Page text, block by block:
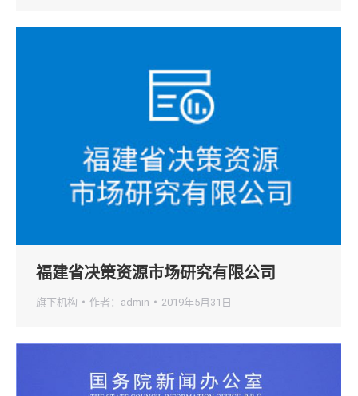
福建省决策资源市场研究有限公司
旗下机构 作者： admin 2019年5月31日